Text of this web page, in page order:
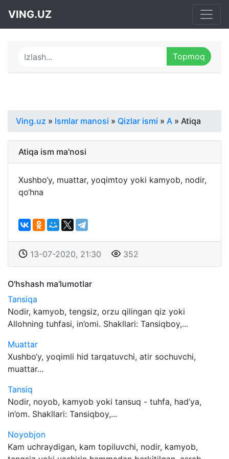
VING.UZ
Ving.uz » Ismlar manosi » Qizlar ismi » A » Atiqa
Atiqa ism ma'nosi
Xushbo‘y, muattar, yoqimtoy yoki kamyob, nodir,
qo‘hna
13-07-2020, 21:30 352
O'hshash ma'lumotlar
Tansiqa
Nodir, kamyob, tengsiz, orzu qilingan qiz yoki
Allohning tuhfasi, in’omi. Shakllari: Tansiqboy,...
Muattar
Xushbo‘y, yoqimli hid tarqatuvchi, atir sochuvchi,
muattar...
Tansiq
Nodir, noyob, kamyob yoki tansuq - tuhfa, had’ya,
in’om. Shakllari: Tansiqboy,...
Noyobjon
Kam uchraydigan, kam topiluvchi, nodir, kamyob,